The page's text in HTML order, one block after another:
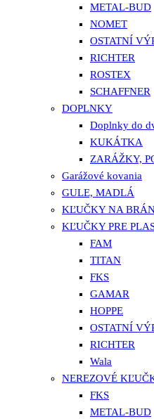
METAL-BUD
NOMET
OSTATNÍ
RICHTER
ROSTEX
SCHAFFNER
DOPLNKY
Doplnky do
KUKÁTKA
ZARÁŽKY,
Garážové kovania
GULE, MADLÁ
KĽUČKY NA
KĽUČKY PRE
FAM
TITAN
FKS
GAMAR
HOPPE
OSTATNÍ
RICHTER
Wala
NEREZOVÉ
FKS
METAL-BUD